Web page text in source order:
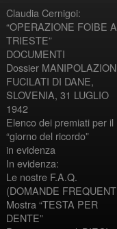
Claudia Cernigoi:
“OPERAZIONE FOIBE A
TRIESTE”
DOCUMENTI
Dossier
FUCILATI DI DANE,
SLOVENIA, 31 LUGLIO
1942
Elenco dei premiati per il
“giorno del ricordo”
in evidenza
In evidenza:
Le nostre F.A.Q.
(DOMANDE
Mostra “TESTA PER
DENTE”